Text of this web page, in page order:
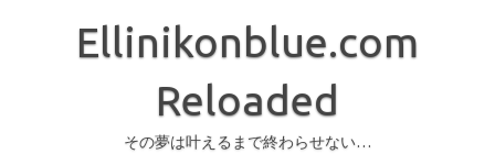
Ellinikonblue.com
Reloaded
その夢は叶えるまで終わらせない…